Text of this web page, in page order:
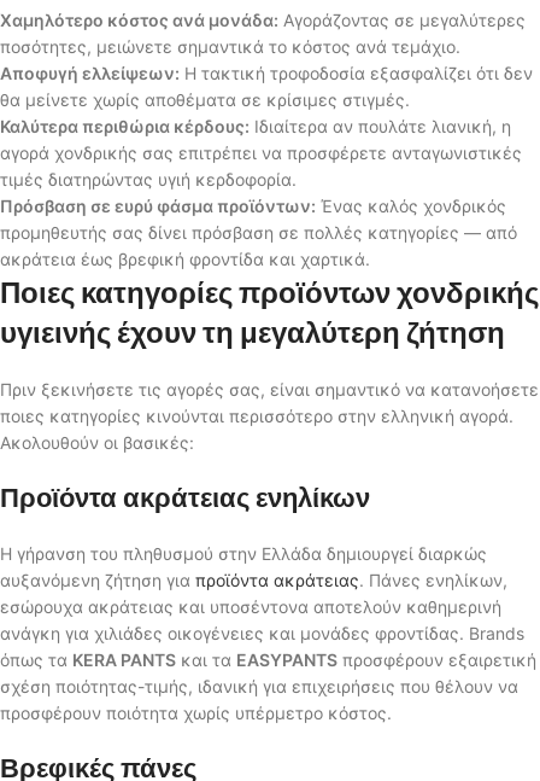
Χαμηλότερο κόστος ανά μονάδα: Αγοράζοντας σε μεγαλύτερες
ποσότητες, μειώνετε σημαντικά το κόστος ανά τεμάχιο.
Αποφυγή ελλείψεων: Η τακτική τροφοδοσία εξασφαλίζει ότι δεν
θα μείνετε χωρίς αποθέματα σε κρίσιμες στιγμές.
Καλύτερα περιθώρια κέρδους: Ιδιαίτερα αν πουλάτε λιανική, η
αγορά χονδρικής σας επιτρέπει να προσφέρετε ανταγωνιστικές
τιμές διατηρώντας υγιή κερδοφορία.
Πρόσβαση σε ευρύ φάσμα προϊόντων: Ένας καλός χονδρικός
προμηθευτής σας δίνει πρόσβαση σε πολλές κατηγορίες — από
ακράτεια έως βρεφική φροντίδα και χαρτικά.
Ποιες κατηγορίες προϊόντων χονδρικής
υγιεινής έχουν τη μεγαλύτερη ζήτηση
Πριν ξεκινήσετε τις αγορές σας, είναι σημαντικό να κατανοήσετε
ποιες κατηγορίες κινούνται περισσότερο στην ελληνική αγορά.
Ακολουθούν οι βασικές:
Προϊόντα ακράτειας ενηλίκων
Η γήρανση του πληθυσμού στην Ελλάδα δημιουργεί διαρκώς
αυξανόμενη ζήτηση για προϊόντα ακράτειας. Πάνες ενηλίκων,
εσώρουχα ακράτειας και υποσέντονα αποτελούν καθημερινή
ανάγκη για χιλιάδες οικογένειες και μονάδες φροντίδας. Brands
όπως τα KERA PANTS και τα EASYPANTS προσφέρουν εξαιρετική
σχέση ποιότητας-τιμής, ιδανική για επιχειρήσεις που θέλουν να
προσφέρουν ποιότητα χωρίς υπέρμετρο κόστος.
Βρεφικές πάνες